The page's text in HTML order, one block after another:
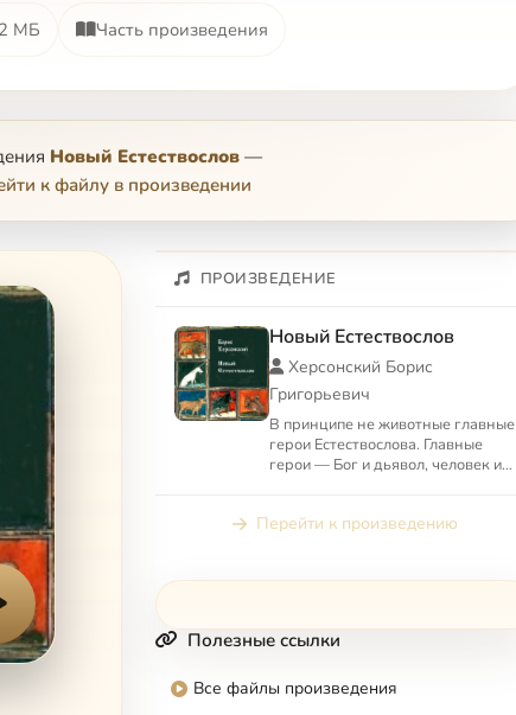
МБ Часть произведения
Новый Естествослов —
к файлу в произведении
ПРОИЗВЕДЕНИЕ
Новый Естествослов
Херсонский Борис
Григорьевич
В принципе не животные главные
герои Естествослова. Главные
герои — Бог и дьявол, человек и
Перейти к произведению
Полезные ссылки
Все файлы произведения